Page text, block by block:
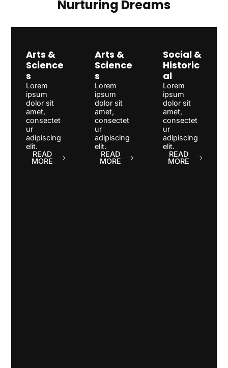
Nurturing Dreams
Arts &
Science
s
Lorem
ipsum
dolor sit
amet,
consectet
ur
adipiscing
elit.
READ
MORE
Arts &
Science
s
Lorem
ipsum
dolor sit
amet,
consectet
ur
adipiscing
elit.
READ
MORE
Social &
Historic
al
Lorem
ipsum
dolor sit
amet,
consectet
ur
adipiscing
elit.
READ
MORE